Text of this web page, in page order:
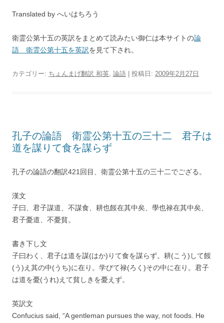
Translated by へいはちろう
衛霊公第十五の英訳をまとめて読みたい御仁は本サイトの論
語 衛霊公第十五を英訳を見て下され。
カテゴリー: ちょんまげ翻訳 和英, 論語 | 投稿日: 2009年2月27日
孔子の論語 衛霊公第十五の三十二 君子は
道を謀りて食を謀らず
孔子の論語の翻訳421回目、衛霊公第十五の三十二でござる。
漢文
子曰、君子謀道、不謀食、耕也餒在其中矣、學也禄在其中矣、
君子憂道、不憂貧。
書き下し文
子曰わく、君子は道を謀(はか)りて食を謀らず。耕(こう)して餒
(う)え其の中(うち)に在り。学びて禄(ろく)その中に在り。君子
は道を憂(うれ)えて貧しきを憂えず。
英訳文
Confucius said, “A gentleman pursues the way, not foods. He